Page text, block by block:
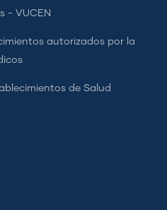
- VUCEN
autorizados por la
de Salud